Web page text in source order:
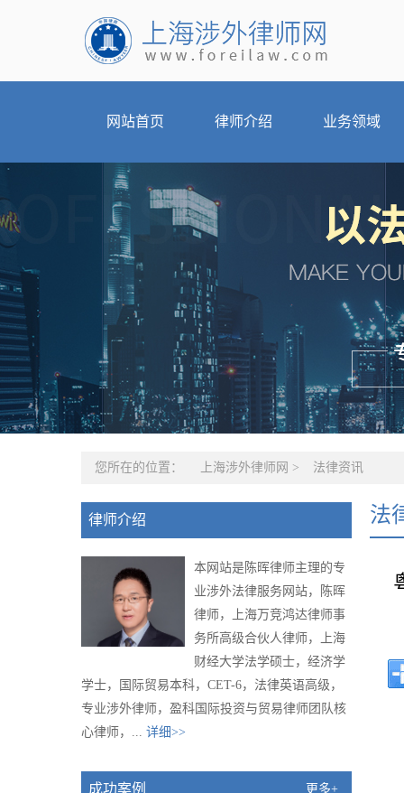
网站首页 律师介绍 业务领域
您所在的位置： 上海涉外律师网 > 法律资讯
律师介绍
本网站是陈晖律师主理的专
业涉外法律服务网站，陈晖
律师，上海万竞鸿达律师事
务所高级合伙人律师，上海
财经大学法学硕士，经济学
学士，国际贸易本科，CET-6，法律英语高级，
专业涉外律师，盈科国际投资与贸易律师团队核
心律师，... 详细>>
成功案例 更多+
法